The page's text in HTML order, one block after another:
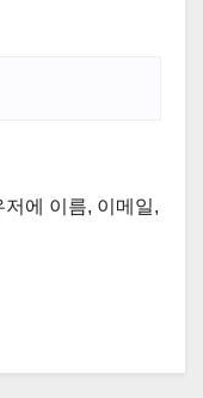
에 이름, 이메일,